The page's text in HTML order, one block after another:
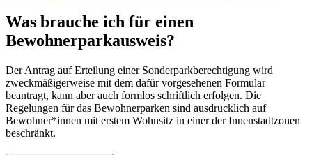
Was brauche ich für einen
Bewohnerparkausweis?
Der Antrag auf Erteilung einer Sonderparkberechtigung wird
zweckmäßigerweise mit dem dafür vorgesehenen Formular
beantragt, kann aber auch formlos schriftlich erfolgen. Die
Regelungen für das Bewohnerparken sind ausdrücklich auf
Bewohner*innen mit erstem Wohnsitz in einer der Innenstadtzonen
beschränkt.